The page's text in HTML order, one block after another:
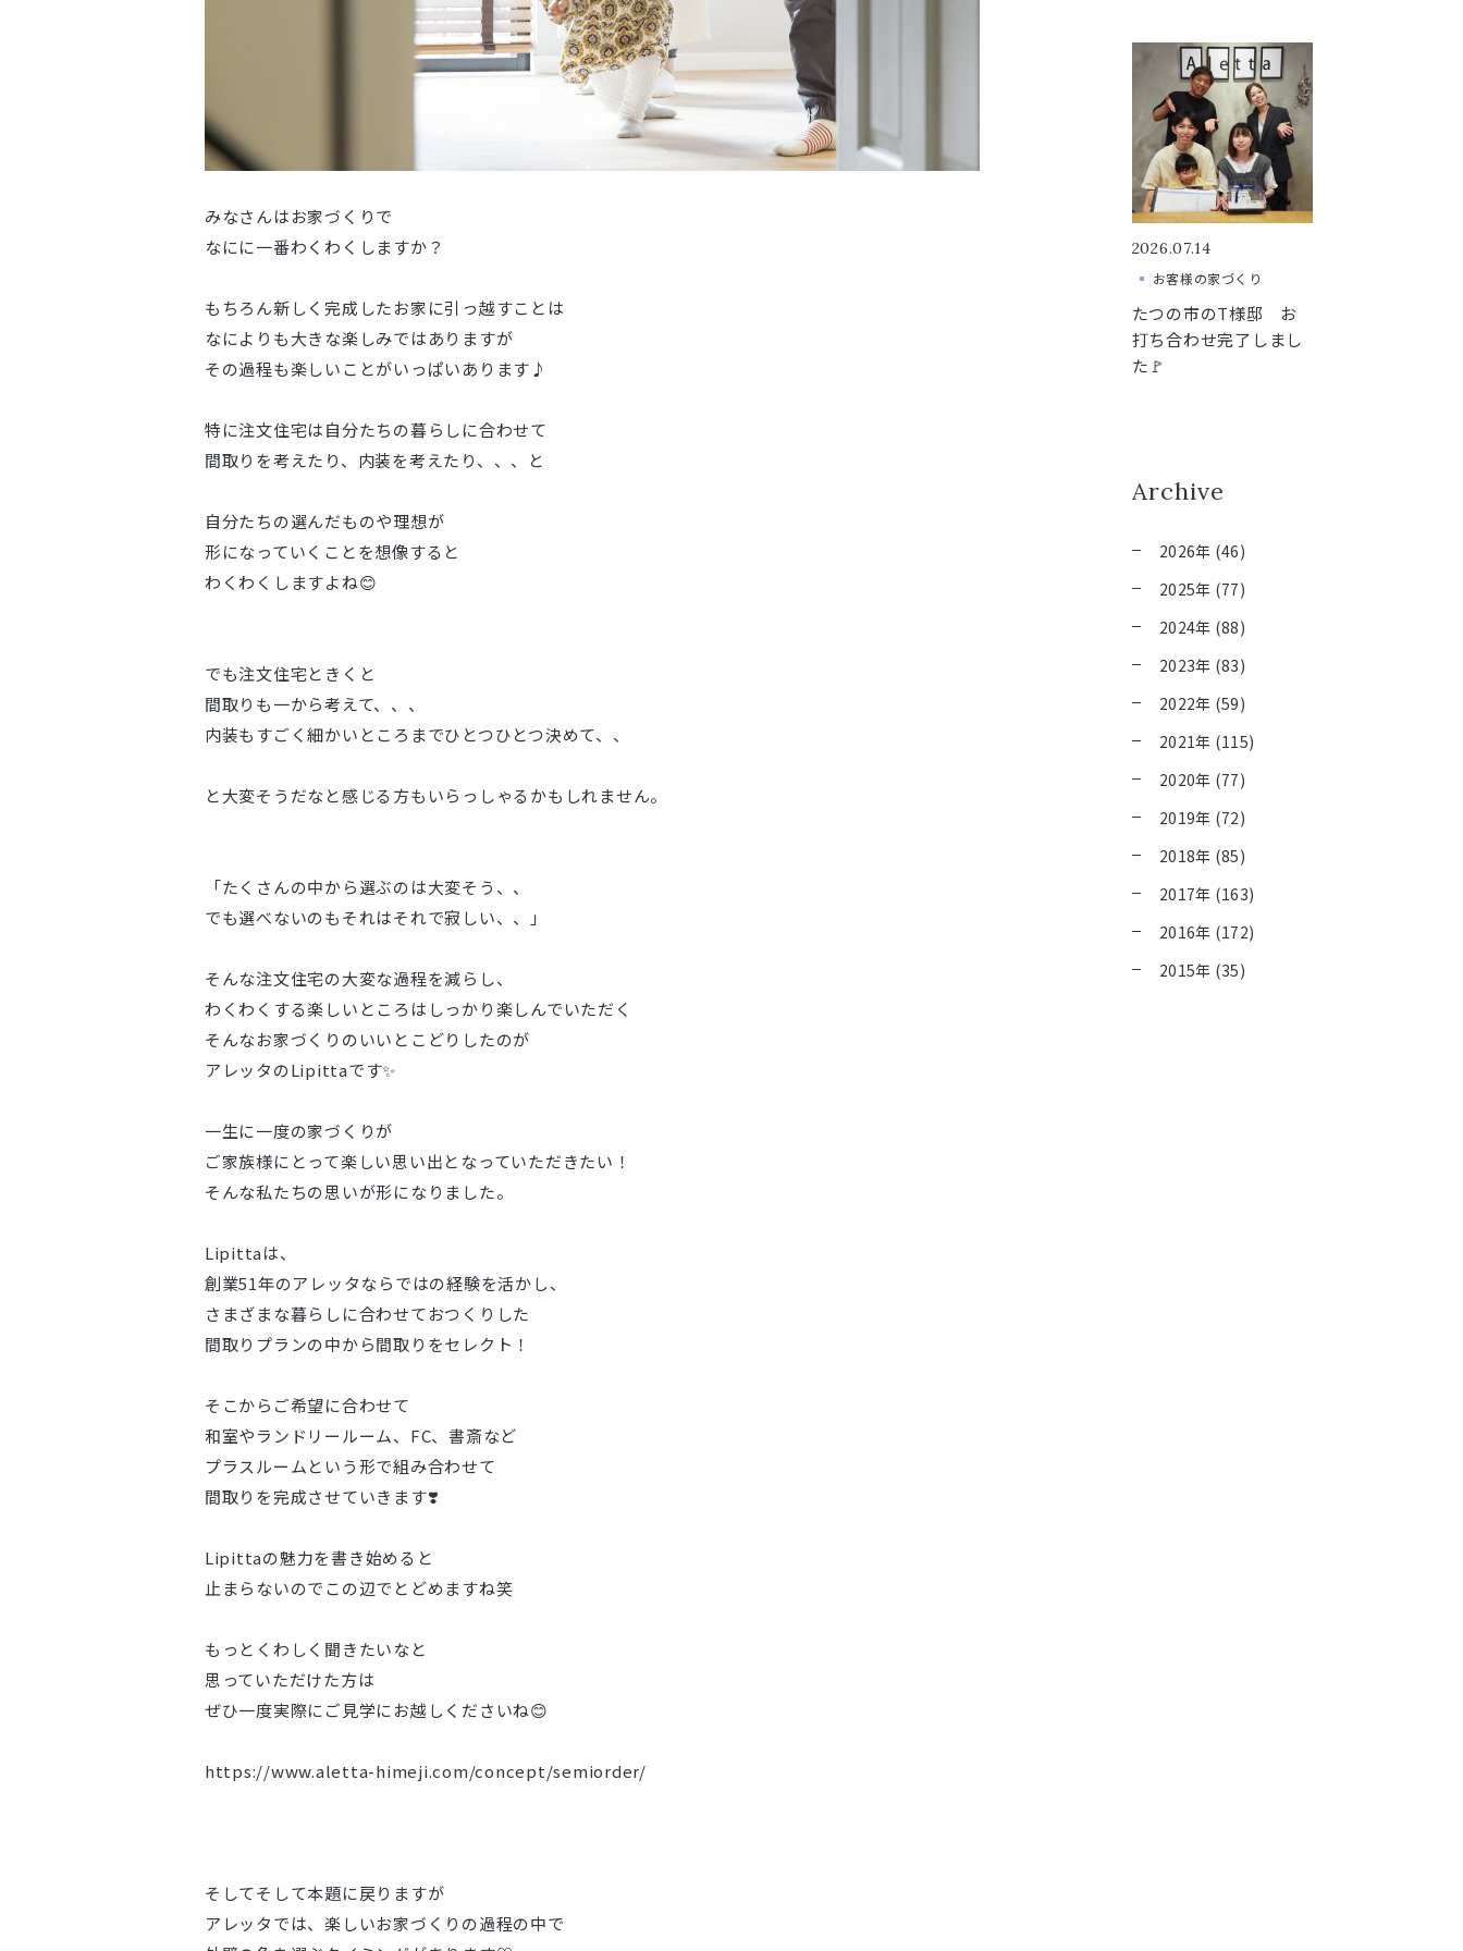
みなさんはお家づくりで
なにに一番わくわくしますか？
もちろん新しく完成したお家に引っ越すことは
なによりも大きな楽しみではありますが
その過程も楽しいことがいっぱいあります♪
特に注文住宅は自分たちの暮らしに合わせて
間取りを考えたり、内装を考えたり、、、と
自分たちの選んだものや理想が
形になっていくことを想像すると
わくわくしますよね😊
でも注文住宅ときくと
間取りも一から考えて、、、
内装もすごく細かいところまでひとつひとつ決めて、、
と大変そうだなと感じる方もいらっしゃるかもしれません。
「たくさんの中から選ぶのは大変そう、、
でも選べないのもそれはそれで寂しい、、」
そんな注文住宅の大変な過程を減らし、
わくわくする楽しいところはしっかり楽しんでいただく
そんなお家づくりのいいとこどりしたのが
アレッタのLipittaです✨
一生に一度の家づくりが
ご家族様にとって楽しい思い出となっていただきたい！
そんな私たちの思いが形になりました。
Lipittaは、
創業51年のアレッタならではの経験を活かし、
さまざまな暮らしに合わせておつくりした
間取りプランの中から間取りをセレクト！
そこからご希望に合わせて
和室やランドリールーム、FC、書斎など
プラスルームという形で組み合わせて
間取りを完成させていきます❣️
Lipittaの魅力を書き始めると
止まらないのでこの辺でとどめますね笑
もっとくわしく聞きたいなと
思っていただけた方は
ぜひ一度実際にご見学にお越しくださいね😊
https://www.aletta-himeji.com/concept/semiorder/
そしてそして本題に戻りますが
アレッタでは、楽しいお家づくりの過程の中で
2026.07.14
お客様の家づくり
たつの市のT様邸 お
打ち合わせ完了しまし
た🚩
Archive
2026年 (46)
2025年 (77)
2024年 (88)
2023年 (83)
2022年 (59)
2021年 (115)
2020年 (77)
2019年 (72)
2018年 (85)
2017年 (163)
2016年 (172)
2015年 (35)